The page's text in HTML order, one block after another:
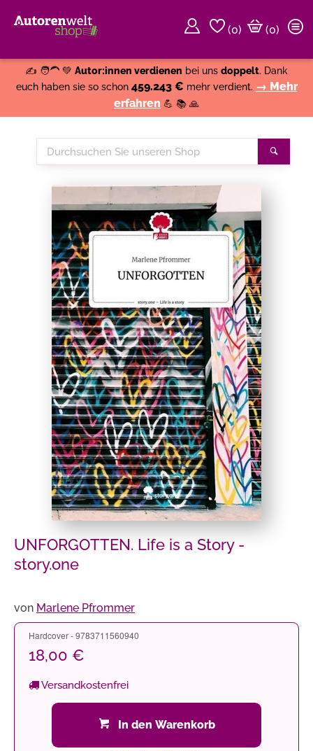
(0)
(0)
✍️ 🧑‍🦱 💚 Autor:innen verdienen bei uns doppelt. Dank
euch haben sie so schon 459.243 € mehr verdient. → Mehr
erfahren 💪 📚 🙏
Durchsuchen
Sie
UNFORGOTTEN. Life is a Story -
story.one
von Marlene Pfrommer
Hardcover - 9783711560940
18,00 €
Versandkostenfrei
In den Warenkorb